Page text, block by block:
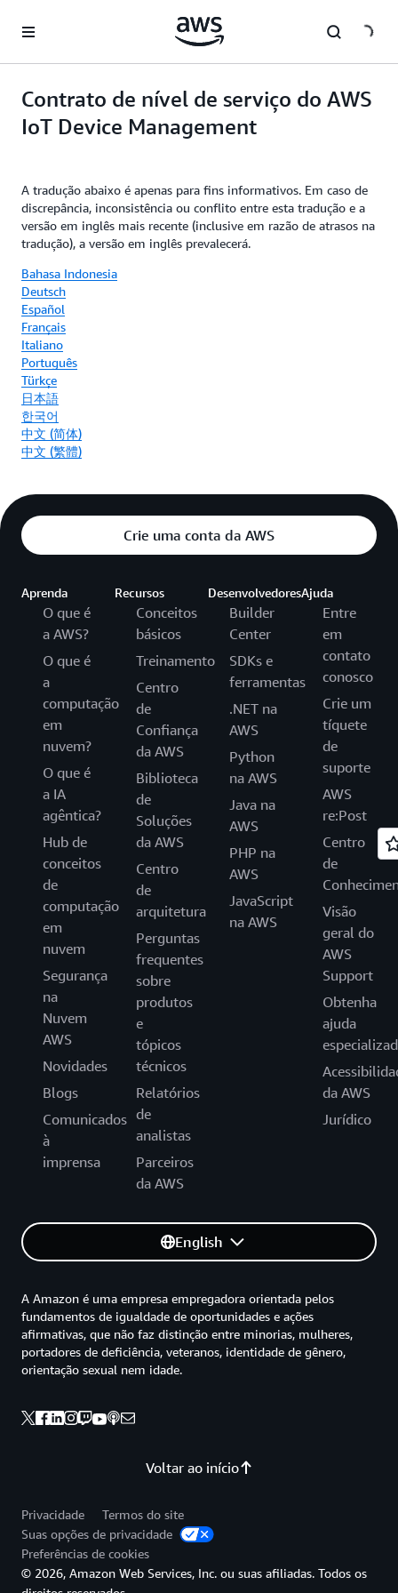
Pular para o conteúdo principal
Contrato de nível de serviço do AWS
IoT Device Management
A tradução abaixo é apenas para fins informativos. Em caso de
discrepância, inconsistência ou conflito entre esta tradução e a
versão em inglês mais recente (inclusive em razão de atrasos na
tradução), a versão em inglês prevalecerá.
Bahasa Indonesia
Deutsch
Español
Français
Italiano
Português
Türkçe
日本語
한국어
中文 (简体)
中文 (繁體)
Crie uma conta da AWS
Aprenda
O que é
a AWS?
O que é
a
computação
em
nuvem?
O que é
a IA
agêntica?
Hub de
conceitos
de
computação
em
nuvem
Segurança
na
Nuvem
AWS
Novidades
Blogs
Comunicados
à
imprensa
Recursos
Conceitos
básicos
Treinamento
Centro
de
Confiança
da AWS
Biblioteca
de
Soluções
da AWS
Centro
de
arquitetura
Perguntas
frequentes
sobre
produtos
e
tópicos
técnicos
Relatórios
de
analistas
Parceiros
da AWS
Desenvolvedores
Builder
Center
SDKs e
ferramentas
.NET na
AWS
Python
na AWS
Java na
AWS
PHP na
AWS
JavaScript
na AWS
Ajuda
Entre
em
contato
conosco
Crie um
tíquete
de
suporte
AWS
re:Post
Centro
de
Visão
geral do
AWS
Support
Obtenha
ajuda
da AWS
Jurídico
English
Voltar ao início
A Amazon é uma empresa empregadora orientada pelos
fundamentos de igualdade de oportunidades e ações
afirmativas, que não faz distinção entre minorias, mulheres,
portadores de deficiência, veteranos, identidade de gênero,
orientação sexual nem idade.
Privacidade
Termos do site
Suas opções de privacidade
Preferências de cookies
© 2026, Amazon Web Services, Inc. ou suas afiliadas. Todos os